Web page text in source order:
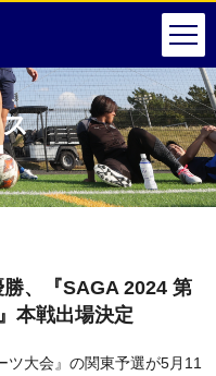
勝、『SAGA 2024 第
本戦出場決定
ツ大会』の関東予選が5月11